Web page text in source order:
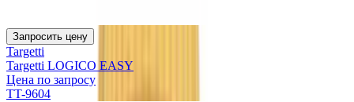
Запросить цену
Targetti
Targetti LOGICO EASY
Цена по запросу
TT-9604